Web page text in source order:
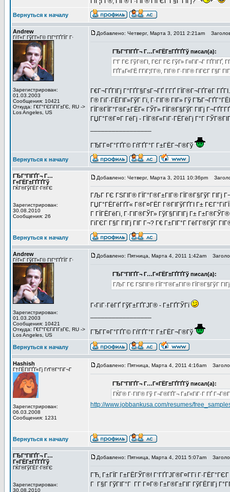
Вернуться к началу
Andrew
ГѓГ«Г ГўГ­Г»Г© ГІГ°ГҐГЇГ Г·
Зарегистрирован:
01.03.2003
Сообщения: 10421
Откуда: Г€Г°ГЄГіГІГ±ГЄ, RU ->
Los Angeles, US
Добавлено: Четверг, Марта 3, 2011 2:21am
ГЂГ°ГІГҐГ¬ Г…Г«ГЁГ±ГҐГҐГў писал(а):
Г’Г ГЄ ГўГ®ГІ, ГЄГ ГЄ ГўГ» Г¤ГіГ¬Г ГҐГІГҐ,
ГҐГ±Г«ГЁ Г­ГіГ¦Г­Г®, ГІГ® Г·ГІГ® ГіГЄГ Г§Г
Г€Г¬ГҐГІГј Г°ГҐГ§ГѕГ¬ГҐ Г­ГҐ ГЇГ®Г¬ГҐГёГ
Г® ГіГ·ГЁГІГ»ГўГ Гї, Г·ГІГ® ГІГ» Гў
ГЇГ®ГЇГ°Г®Г±ГЁГ« ГЎГ» ГЇГ®Г§ГўГ ГІГј
ГЏГ°Г®Г¤Г ГёГј - ГЇГ®Г«ГіГ·ГЁГёГј Г°Г
ГЂГ­Г¤Г°ГҐГ© ГѓГҐГ°Г Г±ГЁГ¬Г®Гў
Вернуться к началу
ГЂГ°ГІГҐГ¬ Г…
Г«ГЁГ±ГҐГҐГў
ГЌГ®ГўГЁГ·Г®ГЄ
Зарегистрирован:
30.08.2010
Сообщения: 26
Добавлено: Четверг, Марта 3, 2011 10:36pm
ГЉГ ГЄ ГЅГІГ® ГЇГ°Г®Г±ГІГ® ГЇГ®Г§ГўГ ГІГј
ГЏГ°ГЁГёГҐГ« Г®Г¤ГЁГ­ Г®ГІГўГҐГІ Г±
Г ГЇГЁГёГі, Г·ГІГ®ГЎГ» ГўГ§ГїГІГј Г±
ГіГЄГ Г§Г ГІГј ГІГ Г¬? Г€ Г±ГІГ°Г ГёГ­Г®ГўГ
Вернуться к началу
Andrew
ГѓГ«Г ГўГ­Г»Г© ГІГ°ГҐГЇГ Г·
Зарегистрирован:
01.03.2003
Сообщения: 10421
Откуда: Г€Г°ГЄГіГІГ±ГЄ, RU ->
Los Angeles, US
Добавлено: Пятница, Марта 4, 2011 1:42am
ГЂГ°ГІГҐГ¬ Г…Г«ГЁГ±ГҐГҐГў писал(а):
ГЉГ ГЄ ГЅГІГ® ГЇГ°Г®Г±ГІГ® ГЇГ®Г§ГўГ ГІГј
Г‹ГіГ·ГёГҐ ГўГ±ГҐГЈГ® - Г±ГҐГЎГї
ГЂГ­Г¤Г°ГҐГ© ГѓГҐГ°Г Г±ГЁГ¬Г®Гў
Вернуться к началу
Hashish
Г†ГЁГІГҐГ«Гј ГґГ®Г°ГіГ¬Г
Зарегистрирован:
06.03.2008
Сообщения: 1231
Добавлено: Пятница, Марта 4, 2011 4:16am
ГЂГ°ГІГҐГ¬ Г…Г«ГЁГ±ГҐГҐГў писал(а):
ГЌГ® Г·ГІГ® Гў Г¬Г®ГҐГ¬ Г±Г«ГіГ·Г ГҐ
http://www.jobbankusa.com/resumes/
Вернуться к началу
ГЂГ°ГІГҐГ¬ Г…
Г«ГЁГ±ГҐГҐГў
ГЌГ®ГўГЁГ·Г®ГЄ
Зарегистрирован:
30.08.2010
Добавлено: Пятница, Марта 4, 2011 5:07am
ГЋ, Г±ГЇГ Г±ГЁГЎГ®! Г‘ГҐГЈГ®Г¤Г­Гї
Г Г§Г ГўГІГ°Г Г­Г Г¤Г® Г±Г®Г±ГІГ ГўГЁГІГј